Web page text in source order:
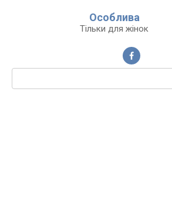
Особлива
Тільки для жінок
Пошук: